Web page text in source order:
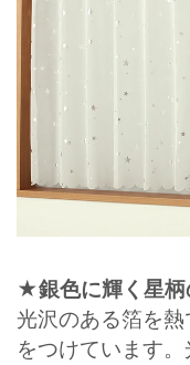
★銀色に輝く星柄
光沢のある箔を
をつけています